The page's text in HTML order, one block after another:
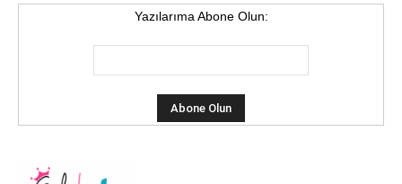
Yazılarıma Abone Olun: